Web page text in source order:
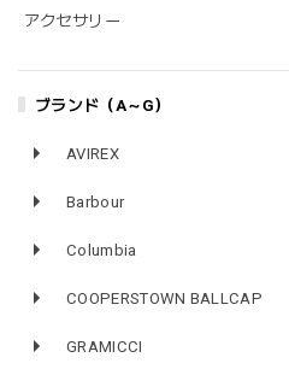
アクセサリー
ブランド（A～G）
AVIREX
Barbour
Columbia
COOPERSTOWN BALLCAP
GRAMICCI